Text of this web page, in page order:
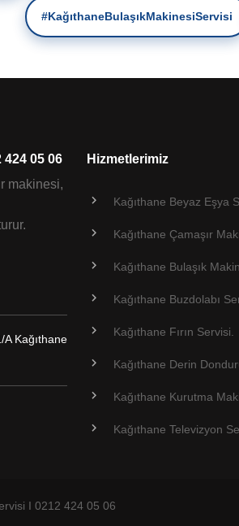
#KağıthaneBulaşıkMakinesiServisi
424 05 06
makinesi,
Kağıthane
Hizmetlerimiz
Kağıthane Beyaz Eşya
Kağıthane Çamaşır
Kağıthane Bulaşık
Kağıthane Buzdolabı
Kağıthane Fırın Servisi.
Kağıthane Derin
Kağıthane Kurutma
Kağıthane Televizyon
I 0212 424 05 06